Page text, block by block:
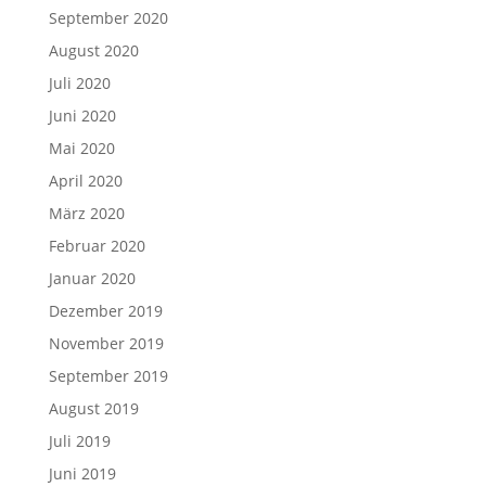
September 2020
August 2020
Juli 2020
Juni 2020
Mai 2020
April 2020
März 2020
Februar 2020
Januar 2020
Dezember 2019
November 2019
September 2019
August 2019
Juli 2019
Juni 2019